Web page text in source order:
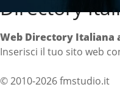
Directory
Web Directory Italiana
Inserisci il tuo sito web
© 2010-2026 fmstudio.it